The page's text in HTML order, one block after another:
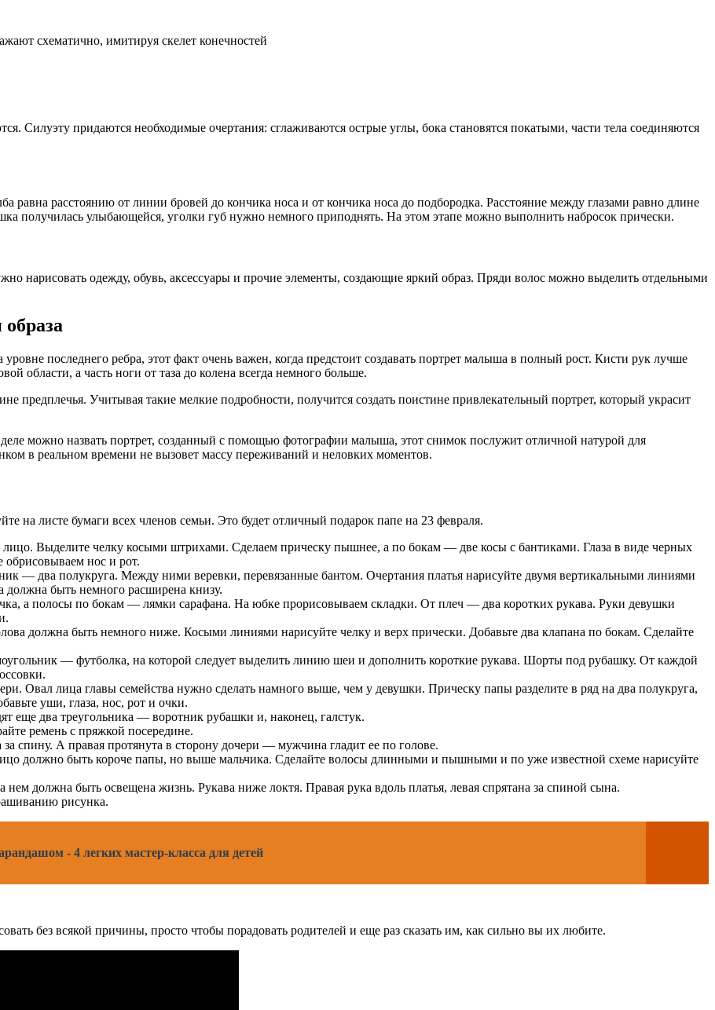
схематично, имитируя скелет конечностей
Силуэту придаются необходимые очертания: сглаживаются острые углы, бока становятся покатыми, части тела соединяются
расстоянию от линии бровей до кончика носа и от кончика носа до подбородка. Расстояние между глазами равно длине
получилась улыбающейся, уголки губ нужно немного приподнять. На этом этапе можно выполнить набросок прически.
нарисовать одежду, обувь, аксессуары и прочие элементы, создающие яркий образ. Пряди волос можно выделить отдельными
последнего ребра, этот факт очень важен, когда предстоит создавать портрет малыша в полный рост. Кисти рук лучше
области, а часть ноги от таза до колена всегда немного больше.
предплечья. Учитывая такие мелкие подробности, получится создать поистине привлекательный портрет, который украсит
можно назвать портрет, созданный с помощью фотографии малыша, этот снимок послужит отличной натурой для
в реальном времени не вызовет массу переживаний и неловких моментов.
на листе бумаги всех членов семьи. Это будет отличный подарок папе на 23 февраля.
Выделите челку косыми штрихами. Сделаем прическу пышнее, а по бокам — две косы с бантиками. Глаза в виде черных
нос и рот.
— два полукруга. Между ними веревки, перевязанные бантом. Очертания платья нарисуйте двумя вертикальными линиями
должна быть немного расширена книзу.
а полосы по бокам — лямки сарафана. На юбке прорисовываем складки. От плеч — два коротких рукава. Руки девушки
должна быть немного ниже. Косыми линиями нарисуйте челку и верх прически. Добавьте два клапана по бокам. Сделайте
— футболка, на которой следует выделить линию шеи и дополнить короткие рукава. Шорты под рубашку. От каждой
Овал лица главы семейства нужно сделать намного выше, чем у девушки. Прическу папы разделите в ряд на два полукруга,
уши, глаза, нос, рот и очки.
еще два треугольника — воротник рубашки и, наконец, галстук.
ремень с пряжкой посередине.
спину. А правая протянута в сторону дочери — мужчина гладит ее по голове.
должно быть короче папы, но выше мальчика. Сделайте волосы длинными и пышными и по уже известной схеме нарисуйте
должна быть освещена жизнь. Рукава ниже локтя. Правая рука вдоль платья, левая спрятана за спиной сына.
рисунка.
- 4 легких мастер-класса для детей
без всякой причины, просто чтобы порадовать родителей и еще раз сказать им, как сильно вы их любите.